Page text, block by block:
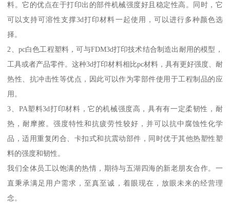
料。它的优点在于打印出的部件机械强度好且稳定性高。同时，它
可以支持可溶性支撑3d打印材料一起使用，可以进行多种颜色选
择。
2、pc白色工程塑料，可与FDM3d打印技术结合制造出耐用的模型，
工具或者产品零件。这种3d打印材料相比pc材料，具有更好强度、耐
热性、抗冲击性等优点，因此可以作为零部件使用于工程制品的应
用。
3、PA塑料3d打印材料，它的机械强度高，具有有一定柔韧性，耐
热，耐摩擦。强度特性和抗疲劳性较好，并可以抗中腐蚀性化学
品，适用重复闭合、卡扣式和抗震动部件，同时优于其他热塑性塑
料的强度和韧性。
我们全体员工以饱满的热情，期待与五湖四海的新老朋友合作。一
直秉承满足用户需求，至真至诚，着眼现在，放眼未来的经营理
念。